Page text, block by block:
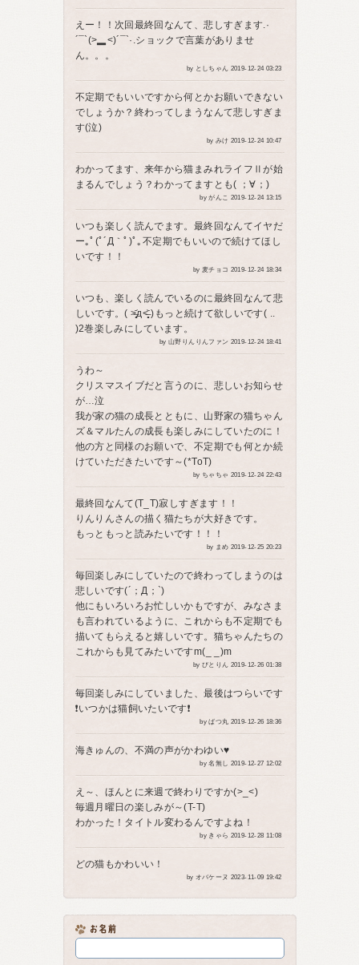
えー！！次回最終回なんて、悲しすぎます.·
´¯`(>▂<)´¯`·.ショックで言葉がありませ
ん。。。
by としちゃん 2019-12-24 03:23
不定期でもいいですから何とかお願いできない
でしょうか？終わってしまうなんて悲しすぎま
す(泣)
by みけ 2019-12-24 10:47
わかってます、来年から猫まみれライフⅡが始
まるんでしょう？わかってますとも( ；∀；)
by がんこ 2019-12-24 13:15
いつも楽しく読んでます。最終回なんてイヤだ
ー｡ﾟ(ﾟ´Д｀ﾟ)ﾟ｡不定期でもいいので続けてほし
いです！！
by 麦チョコ 2019-12-24 18:34
いつも、楽しく読んでいるのに最終回なんて悲
しいです。( >̶̥̥̥᷄д<̶̥̥̥᷅ )もっと続けて欲しいです( ..
)2巻楽しみにしています。
by 山野りんりんファン 2019-12-24 18:41
うわ～
クリスマスイブだと言うのに、悲しいお知らせ
が…泣
我が家の猫の成長とともに、山野家の猫ちゃん
ズ＆マルたんの成長も楽しみにしていたのに！
他の方と同様のお願いで、不定期でも何とか続
けていただきたいです～(*ToT)
by ちゃちゃ 2019-12-24 22:43
最終回なんて(T_T)寂しすぎます！！
りんりんさんの描く猫たちが大好きです。
もっともっと読みたいです！！！
by まめ 2019-12-25 20:23
毎回楽しみにしていたので終わってしまうのは
悲しいです(´；Д；`)
他にもいろいろお忙しいかもですが、みなさま
も言われているように、これからも不定期でも
描いてもらえると嬉しいです。猫ちゃんたちの
これからも見てみたいですm(_ _)m
by びとりん 2019-12-26 01:38
毎回楽しみにしていました、最後はつらいです
❗️いつかは猫飼いたいです❗️
by ばつ丸 2019-12-26 18:36
海きゅんの、不満の声がかわゆい♥️
by 名無し 2019-12-27 12:02
え～、ほんとに来週で終わりですか(>_<)
毎週月曜日の楽しみが～(T-T)
わかった！タイトル変わるんですよね！
by きゃら 2019-12-28 11:08
どの猫もかわいい！
by オバケーヌ 2023-11-09 19:42